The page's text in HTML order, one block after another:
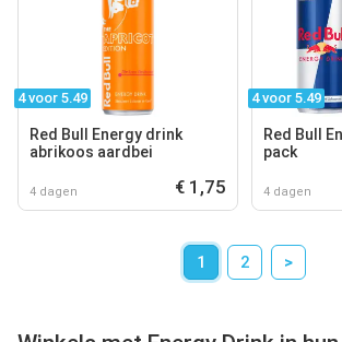
4 voor 5.49
Red Bull Energy drink
abrikoos aardbei
4 dagen € 1,75
4 voor 5.49
Red Bull
pack
4 dagen
1 2 >